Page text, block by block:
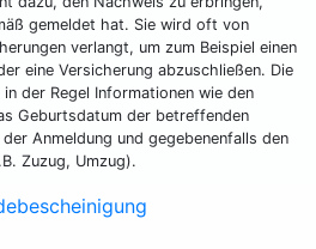
gemeldet hat. Sie wird oft von
verlangt, um zum Beispiel einen
eine Versicherung abzuschließen. Die
der Regel Informationen wie den
Geburtsdatum der betreffenden
Anmeldung und gegebenenfalls den
Zuzug, Umzug).